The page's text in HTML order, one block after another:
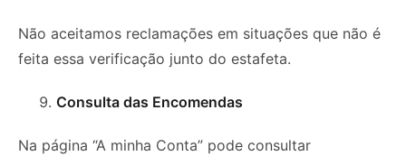
Não aceitamos reclamações em situações que não é
feita essa verificação junto do estafeta.
Consulta das Encomendas
Na página “A minha Conta” pode consultar